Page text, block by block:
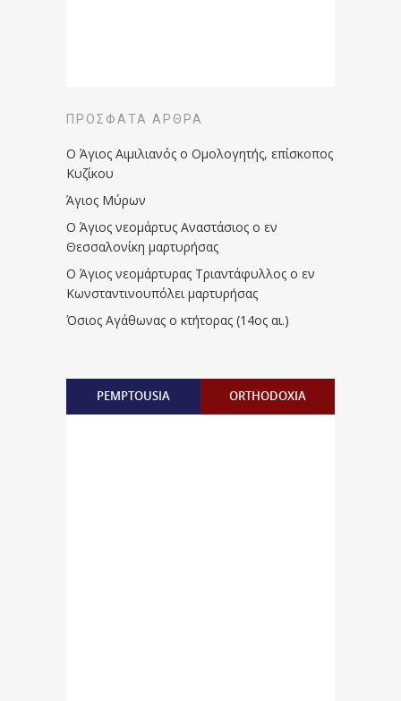
ΠΡΌΣΦΑΤΑ ΆΡΘΡΑ
Ο Άγιος Αιμιλιανός ο Ομολογητής, επίσκοπος
Κυζίκου
Άγιος Μύρων
Ο Άγιος νεομάρτυς Αναστάσιος ο εν
Θεσσαλονίκη μαρτυρήσας
Ο Άγιος νεομάρτυρας Τριαντάφυλλος ο εν
Κωνσταντινουπόλει μαρτυρήσας
Όσιος Αγάθωνας ο κτήτορας (14ος αι.)
PEMPTOUSIA ORTHODOXIA